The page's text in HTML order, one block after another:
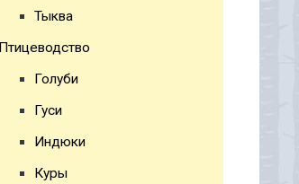
Тыква
Птицеводство
Голуби
Гуси
Индюки
Куры